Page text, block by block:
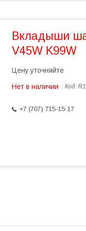
Вкладыши
V45W K99W
Цену уточняйте
Нет в наличии Код:
+7 (707) 715-15-17